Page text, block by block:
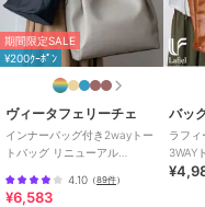
期間限定SALE
¥200ｸｰﾎﾟﾝ
ヴィータフェリーチェ
インナーバッグ付き2wayトー
トバッグ リニューアル
4.10 （89件）
¥6,583
バッ
ラフィ
3WAY